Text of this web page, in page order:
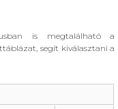
is megtalálható a
segít kiválasztani a